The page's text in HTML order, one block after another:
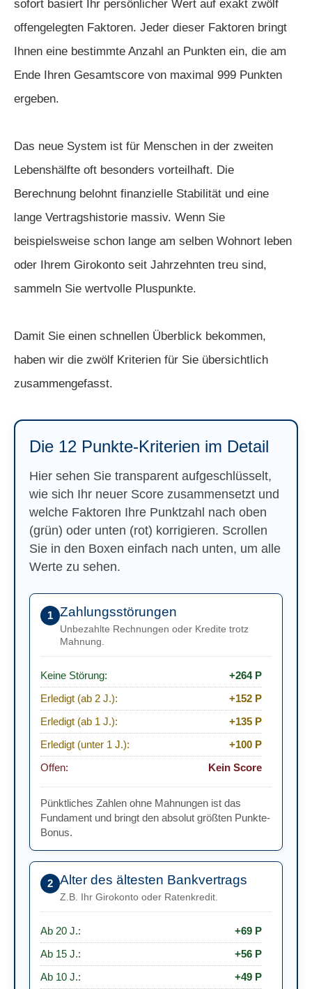
sofort basiert Ihr persönlicher Wert auf exakt zwölf
offengelegten Faktoren. Jeder dieser Faktoren bringt
Ihnen eine bestimmte Anzahl an Punkten ein, die am
Ende Ihren Gesamtscore von maximal 999 Punkten
ergeben.
Das neue System ist für Menschen in der zweiten
Lebenshälfte oft besonders vorteilhaft. Die
Berechnung belohnt finanzielle Stabilität und eine
lange Vertragshistorie massiv. Wenn Sie
beispielsweise schon lange am selben Wohnort leben
oder Ihrem Girokonto seit Jahrzehnten treu sind,
sammeln Sie wertvolle Pluspunkte.
Damit Sie einen schnellen Überblick bekommen,
haben wir die zwölf Kriterien für Sie übersichtlich
zusammengefasst.
Die 12 Punkte-Kriterien im Detail
Hier sehen Sie transparent aufgeschlüsselt,
wie sich Ihr neuer Score zusammensetzt und
welche Faktoren Ihre Punktzahl nach oben
(grün) oder unten (rot) korrigieren. Scrollen
Sie in den Boxen einfach nach unten, um alle
Werte zu sehen.
1 Zahlungsstörungen
Unbezahlte Rechnungen oder Kredite trotz
Mahnung.
Keine Störung:
+264 P
Erledigt (ab 2 J.):
+152 P
Erledigt (ab 1 J.):
+135 P
Erledigt (unter 1 J.):
+100 P
Offen:
Kein Score
Pünktliches Zahlen ohne Mahnungen ist das
Fundament und bringt den absolut größten Punkte-
Bonus.
2 Alter des ältesten Bankvertrags
Z.B. Ihr Girokonto oder Ratenkredit.
Ab 20 J.:
+69 P
Ab 15 J.:
+56 P
Ab 10 J.:
+49 P